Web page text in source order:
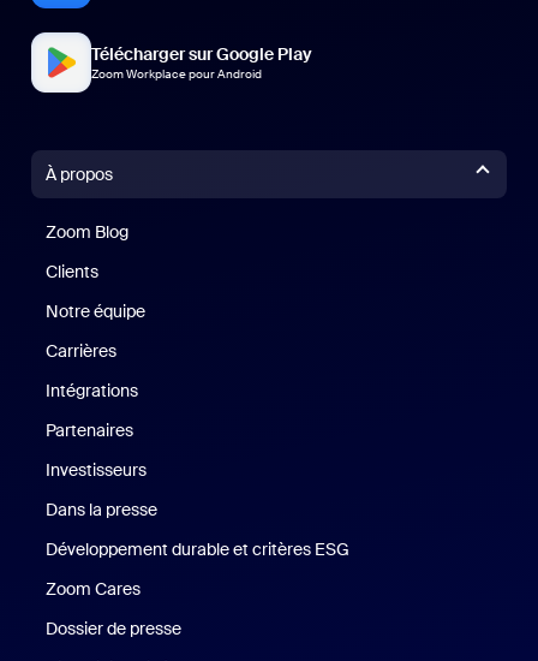
Télécharger sur Google Play
Zoom Workplace pour Android
À propos
Zoom Blog
Clients
Notre équipe
Carrières
Intégrations
Partenaires
Investisseurs
Dans la presse
Développement durable et critères ESG
Zoom Cares
Dossier de presse